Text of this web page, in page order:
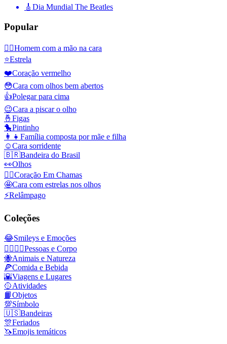
🎸 Dia Mundial The Beatles
Popular
🤦‍♂️Homem com a mão na cara
⭐Estrela
❤️Coração vermelho
😳Cara com olhos bem abertos
👍Polegar para cima
😉Cara a piscar o olho
🤞 Figas
🐤Pintinho
👩‍👧 Família composta por mãe e filha
☺️Cara sorridente
🇧🇷Bandeira do Brasil
👀Olhos
❤️‍🔥Coração Em Chamas
🤩Cara com estrelas nos olhos
⚡Relâmpago
Coleções
😂Smileys e Emoções
👩‍❤️‍💋‍👨Pessoas e Corpo
🐝Animais e Natureza
🍕Comida e Bebida
🌇Viagens e Lugares
🥎Atividades
📙Objetos
💯Símbolo
🇺🇸Bandeiras
🎊Feriados
🦄Emojis temáticos